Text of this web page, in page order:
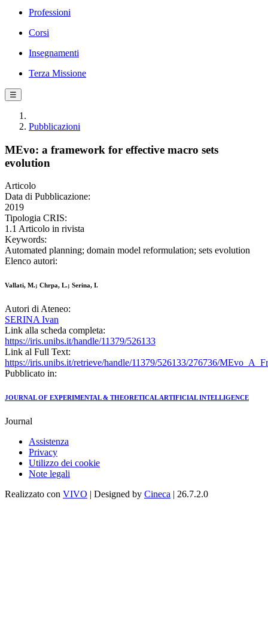
Professioni
Corsi
Insegnamenti
Terza Missione
☰
Pubblicazioni
MEvo: a framework for effective macro sets
evolution
Articolo
Data di Pubblicazione:
2019
Tipologia CRIS:
1.1 Articolo in rivista
Keywords:
Automated planning; domain model reformulation; sets evolution
Elenco autori:
Vallati, M.; Chrpa, L.; Serina, I.
Autori di Ateneo:
SERINA Ivan
Link alla scheda completa:
https://iris.unibs.it/handle/11379/526133
Link al Full Text:
https://iris.unibs.it/retrieve/handle/11379/526133/276736/
Pubblicato in:
JOURNAL OF EXPERIMENTAL & THEORETICAL ARTIFICIAL INTELLIGENCE
Journal
Assistenza
Privacy
Utilizzo dei cookie
Note legali
Realizzato con VIVO | Designed by Cineca | 26.7.2.0